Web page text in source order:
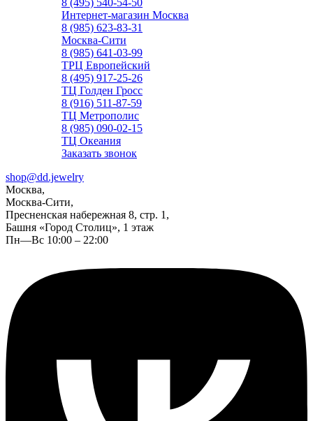
8 (495) 540-54-50
Интернет-магазин Москва
8 (985) 623-83-31
Москва-Сити
8 (985) 641-03-99
ТРЦ Европейский
8 (495) 917-25-26
ТЦ Голден Гросс
8 (916) 511-87-59
ТЦ Метрополис
8 (985) 090-02-15
ТЦ Океания
Заказать звонок
shop@dd.jewelry
Москва,
Москва-Сити,
Пресненская набережная 8, стр. 1,
Башня «Город Столиц», 1 этаж
Пн—Вс 10:00 – 22:00